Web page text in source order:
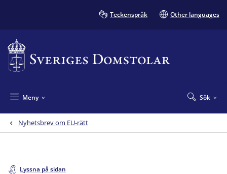
Teckenspråk Other languages
Sök
Meny
Nyhetsbrev om EU-rätt
Lyssna på sidan